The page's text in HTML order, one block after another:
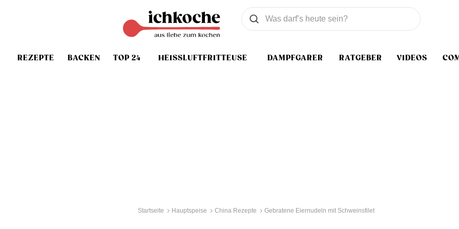
REZEPTE BACKEN TOP 24 HEISSLUFTFRITTEUSE DAMPFGARER RATGEBER VIDEOS
Was wollen Sie suchen
Suchen
Startseite Hauptspeise China Rezepte Gebratene Eiernudeln mit Schweinsfilet